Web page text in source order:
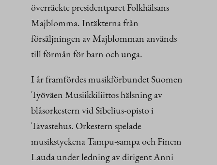
överräckte presidentparet Folkhälsans
Majblomma. Intäkterna från
försäljningen av Majblomman används
till förmån för barn och unga.
I år framfördes musikförbundet Suomen
Työväen Musiikkiliittos hälsning av
blåsorkestern vid Sibelius-opisto i
Tavastehus. Orkestern spelade
musikstyckena Tampu-sampa och Finem
Lauda under ledning av dirigent Anni